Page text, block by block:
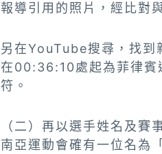
報導引用的照片，經比對
另在YouTube搜尋，找到
在00:36:10處起為菲律
符。
（二）再以選手姓名及賽
南亞運動會確有一位名